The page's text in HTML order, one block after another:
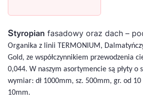
Styropian fasadowy oraz dach –
Organika z linii TERMONIUM,
Gold, ze współczynnikiem przewodzenia
0,044. W naszym asortymencie są płyty o
wymiar: dł 1000mm, sz. 500mm, gr. od
10mm.